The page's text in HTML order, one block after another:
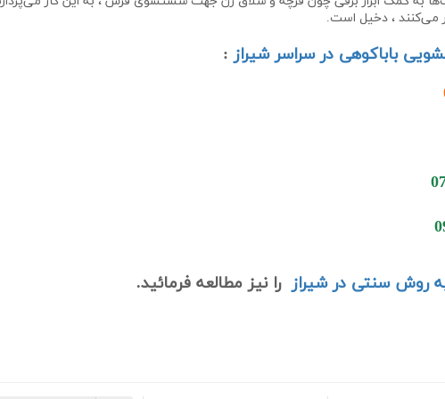
می‌کنند ، دخیل است.
باباکوهی در سراسر شیراز:
روش سنتی در شیرازرا نیز مطالعه فرمائید.